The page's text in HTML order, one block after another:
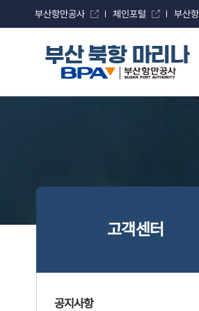
부산항만공사 체인포털 부산
부산 북항 마리나
고객센터
공지사항